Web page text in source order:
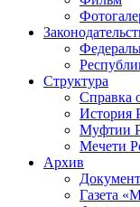
Структура
Муфтии
Мечети
Архив
Газета